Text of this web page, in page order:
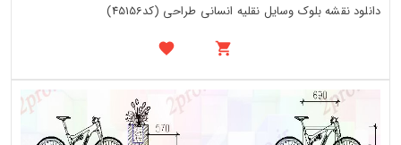
دانلود نقشه بلوک وسایل نقلیه انسانی طراحی (کد45156)